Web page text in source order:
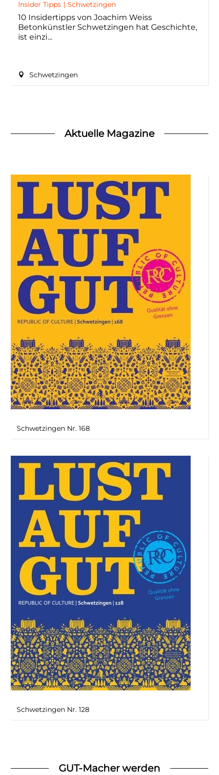
Insider Tipps |Schwetzingen
10 Insidertipps von Joachim Weiss
Betonkünstler Schwetzingen hat Geschichte,
ist einzi
Schwetzingen
Aktuelle Magazine
Schwetzingen Nr. 168
Schwetzingen Nr. 128
GUT-Macher werden